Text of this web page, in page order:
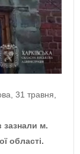
31 травня,
зазнали м.
області.